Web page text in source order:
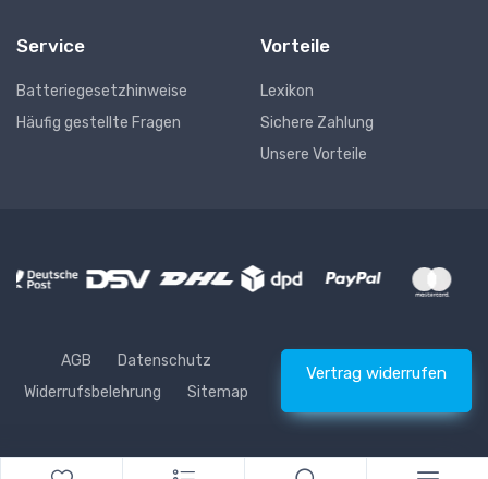
Service
Batteriegesetzhinweise
Häufig gestellte Fragen
Vorteile
Lexikon
Sichere Zahlung
Unsere Vorteile
AGB
Datenschutz
Widerrufsbelehrung
Sitemap
Vertrag widerrufen